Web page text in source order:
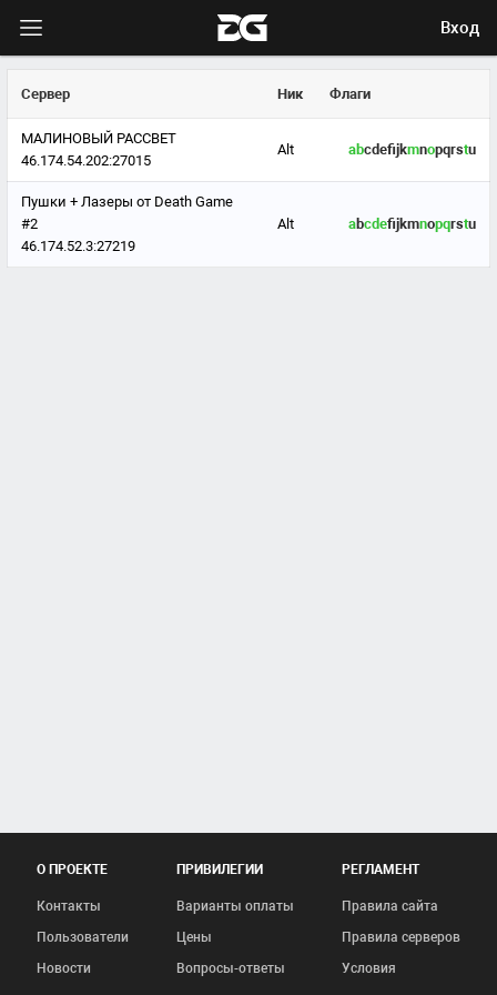
Вход
Сервер Ник Флаги
МАЛИНОВЫЙ РАССВЕТ
46.174.54.202:27015
Alt abcdefijkmnopqrstu
Пушки + Лазеры от Death Game
#2
46.174.52.3:27219
Alt abcdefjkmnopqrstu
О ПРОЕКТЕ
Контакты
Пользователи
Новости
ПРИВИЛЕГИИ
Варианты оплаты
Цены
Вопросы-ответы
РЕГЛАМЕНТ
Правила сайта
Правила серверов
Условия